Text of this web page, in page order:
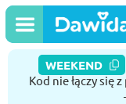
WEEKEND
Kod nie łączy się